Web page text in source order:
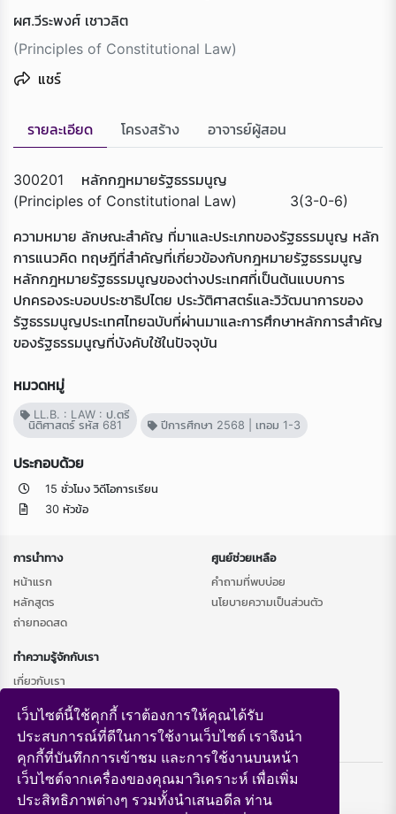
เว็บไซต์นี้ใช้คุกกี้ เราต้องการให้คุณได้รับ
ประสบการณ์ที่ดีในการใช้งานเว็บไซต์ เราจึงนำ
คุกกี้ที่บันทึกการเข้าชม และการใช้งานบนหน้า
เว็บไซต์จากเครื่องของคุณมาวิเคราะห์ เพื่อเพิ่ม
ประสิทธิภาพต่างๆ รวมทั้งนำเสนอดีล ท่าน
ผศ.วีระพงศ์ เชาวลิต
(Principles of Constitutional Law)
แชร์
รายละเอียด โครงสร้าง อาจารย์ผู้สอน
300201 หลักกฎหมายรัฐธรรมนูญ
(Principles of Constitutional Law) 3(3-0-6)
ความหมาย ลักษณะสำคัญ ที่มาและประเภทของรัฐธรรมนูญ หลัก
การแนวคิด ทฤษฎีที่สำคัญที่เกี่ยวข้องกับกฎหมายรัฐธรรมนูญ
หลักกฎหมายรัฐธรรมนูญของต่างประเทศที่เป็นต้นแบบการ
ปกครองระบอบประชาธิปไตย ประวัติศาสตร์และวิวัฒนาการของ
รัฐธรรมนูญประเทศไทยฉบับที่ผ่านมาและการศึกษาหลักการสำคัญ
ของรัฐธรรมนูญที่บังคับใช้ในปัจจุบัน
หมวดหมู่
LL.B. : LAW : ป.ตรี
นิติศาสตร์ รหัส 681
ปีการศึกษา 2568 | เทอม 1-3
ประกอบด้วย
15 ชั่วโมง วิดีโอการเรียน
30 หัวข้อ
การนำทาง
หน้าแรก
หลักสูตร
ถ่ายทอดสด
ศูนย์ช่วยเหลือ
คำถามที่พบบ่อย
นโยบายความเป็นส่วนตัว
ทำความรู้จักกับเรา
เกี่ยวกับเรา
Copyright © 2026 Southeast LMS
Powered by
- v4.10.7
Loading...